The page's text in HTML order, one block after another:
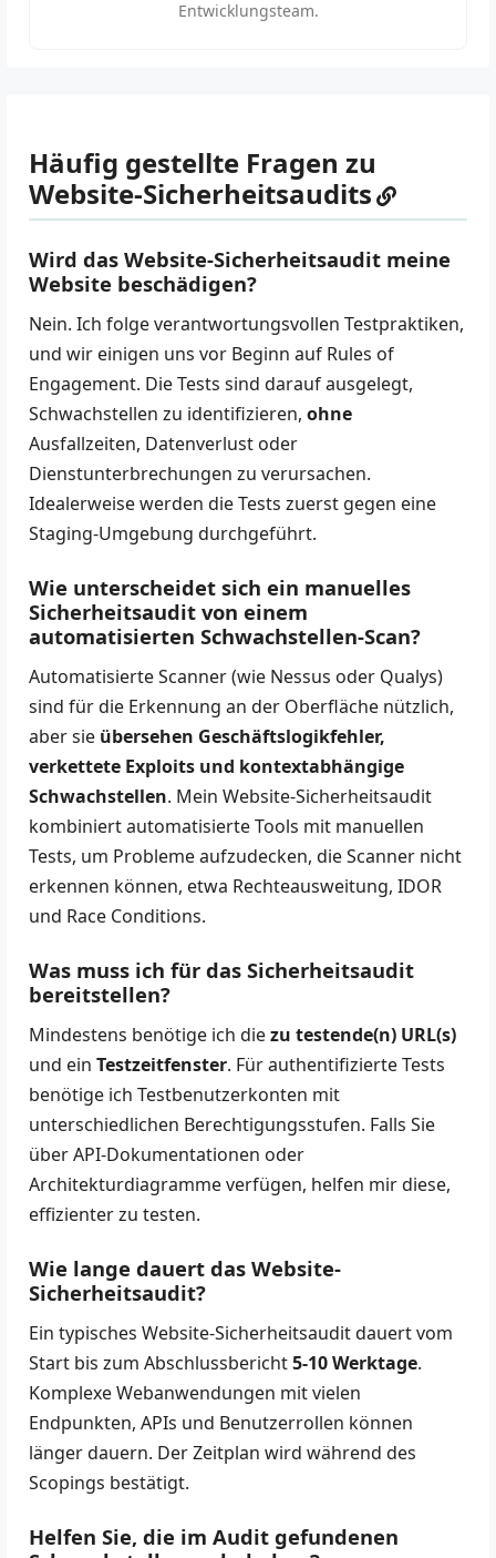
Entwicklungsteam.
Häufig gestellte Fragen zu
Website-Sicherheitsaudits
Wird das Website-Sicherheitsaudit meine
Website beschädigen?
Nein. Ich folge verantwortungsvollen Testpraktiken,
und wir einigen uns vor Beginn auf Rules of
Engagement. Die Tests sind darauf ausgelegt,
Schwachstellen zu identifizieren, ohne
Ausfallzeiten, Datenverlust oder
Dienstunterbrechungen zu verursachen.
Idealerweise werden die Tests zuerst gegen eine
Staging-Umgebung durchgeführt.
Wie unterscheidet sich ein manuelles
Sicherheitsaudit von einem
automatisierten Schwachstellen-Scan?
Automatisierte Scanner (wie Nessus oder Qualys)
sind für die Erkennung an der Oberfläche nützlich,
aber sie übersehen Geschäftslogikfehler,
verkettete Exploits und kontextabhängige
Schwachstellen. Mein Website-Sicherheitsaudit
kombiniert automatisierte Tools mit manuellen
Tests, um Probleme aufzudecken, die Scanner nicht
erkennen können, etwa Rechteausweitung, IDOR
und Race Conditions.
Was muss ich für das Sicherheitsaudit
bereitstellen?
Mindestens benötige ich diezu testende(n) URL(s)
und ein Testzeitfenster. Für authentifizierte Tests
benötige ich Testbenutzerkonten mit
unterschiedlichen Berechtigungsstufen. Falls Sie
über API-Dokumentationen oder
Architekturdiagramme verfügen, helfen mir diese,
effizienter zu testen.
Wie lange dauert das Website-
Sicherheitsaudit?
Ein typisches Website-Sicherheitsaudit dauert vom
Start bis zum Abschlussbericht5-10 Werktage.
Komplexe Webanwendungen mit vielen
Endpunkten, APIs und Benutzerrollen können
länger dauern. Der Zeitplan wird während des
Scopings bestätigt.
Helfen Sie, die im Audit gefundenen